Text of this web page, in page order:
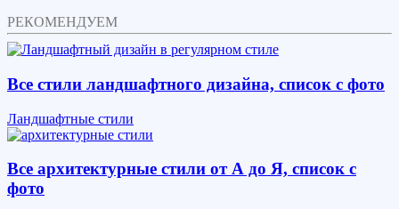
РЕКОМЕНДУЕМ
Все стили ландшафтного дизайна, список с фото
Ландшафтные стили
Все архитектурные стили от А до Я, список с
фото